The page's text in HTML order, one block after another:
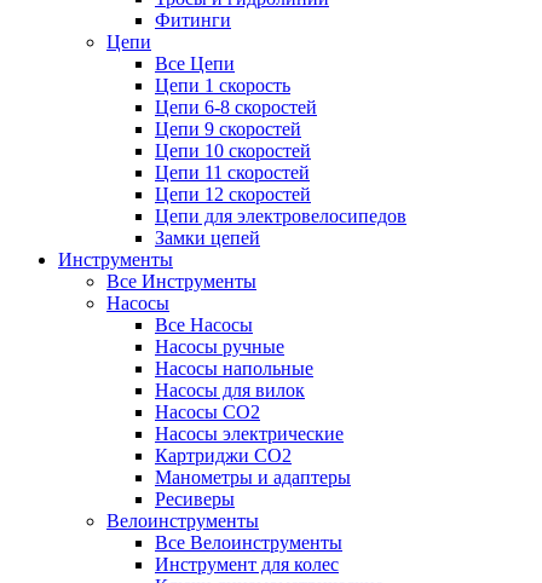
Фитинги
Цепи
Все Цепи
Цепи 1 скорость
Цепи 6-8 скоростей
Цепи 9 скоростей
Цепи 10 скоростей
Цепи 11 скоростей
Цепи 12 скоростей
Цепи для электровелосипедов
Замки цепей
Инструменты
Все Инструменты
Насосы
Все Насосы
Насосы ручные
Насосы напольные
Насосы для вилок
Насосы CO2
Насосы электрические
Картриджи CO2
Манометры и адаптеры
Ресиверы
Велоинструменты
Все Велоинструменты
Инструмент для колес